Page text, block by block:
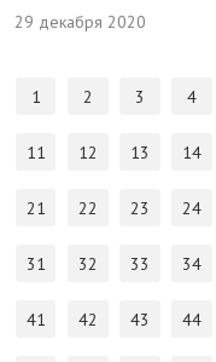
29 декабря 2020
1 2 3 4
11 12 13 14
21 22 23 24
31 32 33 34
41 42 43 44